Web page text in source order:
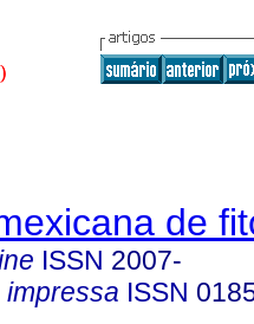
de
ISSN 2007-
ISSN